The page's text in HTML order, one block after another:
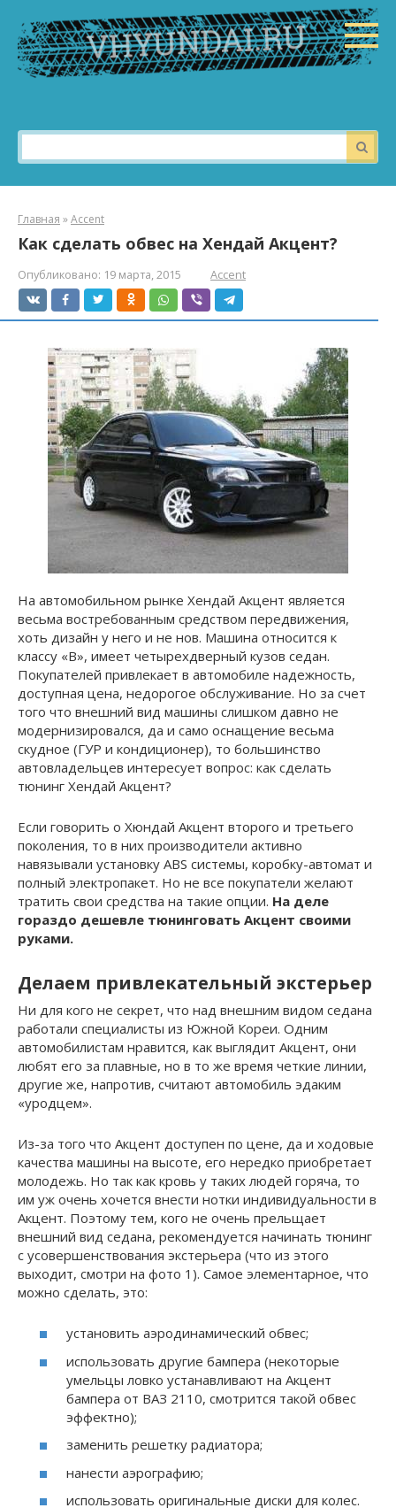
контенту
Поиск:
Главная »Accent
Как сделать обвес на Хендай Акцент?
Опубликовано: 19 марта, 2015 Accent
На автомобильном рынке Хендай Акцент является
весьма востребованным средством передвижения,
хоть дизайн у него и не нов. Машина относится к
классу «В», имеет четырехдверный кузов седан.
Покупателей привлекает в автомобиле надежность,
доступная цена, недорогое обслуживание. Но за счет
того что внешний вид машины слишком давно не
модернизировался, да и само оснащение весьма
скудное (ГУР и кондиционер), то большинство
автовладельцев интересует вопрос: как сделать
тюнинг Хендай Акцент?
Если говорить о Хюндай Акцент второго и третьего
поколения, то в них производители активно
навязывали установку ABS системы, коробку-автомат и
полный электропакет. Но не все покупатели желают
тратить свои средства на такие опции. На деле
гораздо дешевле тюнинговать Акцент своими
руками.
Делаем привлекательный экстерьер
Ни для кого не секрет, что над внешним видом седана
работали специалисты из Южной Кореи. Одним
автомобилистам нравится, как выглядит Акцент, они
любят его за плавные, но в то же время четкие линии,
другие же, напротив, считают автомобиль эдаким
«уродцем».
Из-за того что Акцент доступен по цене, да и ходовые
качества машины на высоте, его нередко приобретает
молодежь. Но так как кровь у таких людей горяча, то
им уж очень хочется внести нотки индивидуальности в
Акцент. Поэтому тем, кого не очень прельщает
внешний вид седана, рекомендуется начинать тюнинг
с усовершенствования экстерьера (что из этого
выходит, смотри на фото 1). Самое элементарное, что
можно сделать, это:
установить аэродинамический обвес;
использовать другие бампера (некоторые
умельцы ловко устанавливают на Акцент
бампера от ВАЗ 2110, смотрится такой обвес
эффектно);
заменить решетку радиатора;
нанести аэрографию;
использовать оригинальные диски для колес.